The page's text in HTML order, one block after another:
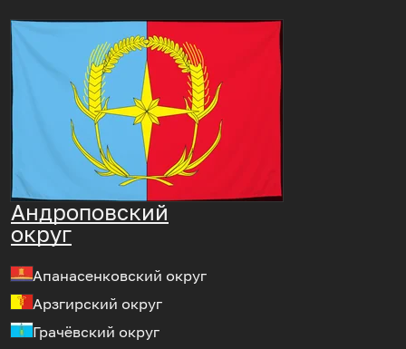
Андроповский
округ
Апанасенковский округ
Арзгирский округ
Грачёвский округ